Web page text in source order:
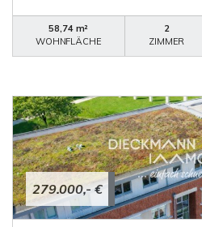
58,74 m²
WOHNFLÄCHE
2
ZIMMER
279.000,- €